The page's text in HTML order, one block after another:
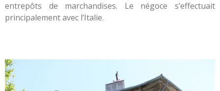
entrepôts de marchandises. Le négoce s’effectuait
principalement avec l’Italie.